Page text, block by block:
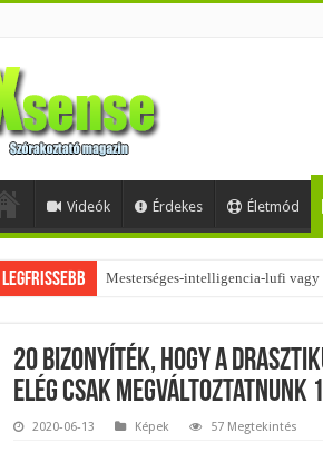
Videók Érdekes Életmód
Legfrissebb Az övtáskák továbbra is trendik –
20 bizonyíték, hogy a
elég csak megváltoztatnunk
2020-06-13 Képek 57 Megtekintés